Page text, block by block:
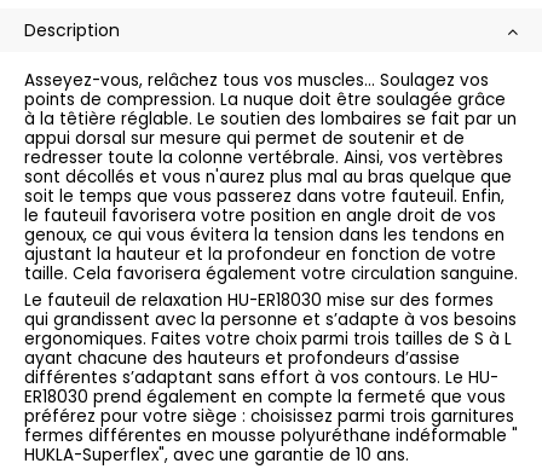
Description
Asseyez-vous, relâchez tous vos muscles... Soulagez vos
points de compression. La nuque doit être soulagée grâce
à la têtière réglable. Le soutien des lombaires se fait par un
appui dorsal sur mesure qui permet de soutenir et de
redresser toute la colonne vertébrale. Ainsi, vos vertèbres
sont décollés et vous n'aurez plus mal au bras quelque que
soit le temps que vous passerez dans votre fauteuil. Enfin,
le fauteuil favorisera votre position en angle droit de vos
genoux, ce qui vous évitera la tension dans les tendons en
ajustant la hauteur et la profondeur en fonction de votre
taille. Cela favorisera également votre circulation sanguine.
Le fauteuil de relaxation HU-ER18030 mise sur des formes
qui grandissent avec la personne et s’adapte à vos besoins
ergonomiques. Faites votre choix parmi trois tailles de S à L
ayant chacune des hauteurs et profondeurs d’assise
différentes s’adaptant sans effort à vos contours. Le HU-
ER18030 prend également en compte la fermeté que vous
préférez pour votre siège : choisissez parmi trois garnitures
fermes différentes en mousse polyuréthane indéformable "
HUKLA-Superflex", avec une garantie de 10 ans.